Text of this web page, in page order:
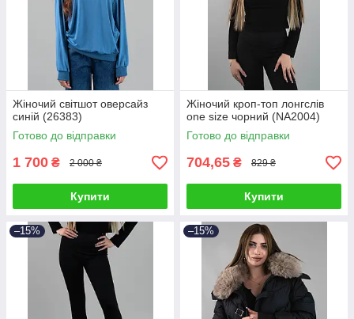
Жіночий світшот оверсайз
синій (26383)
Готово до відправки
1 700 ₴ 2 000 ₴
Купити
Жіночий кроп-топ лонгслів
one size чорний (NA2004)
Готово до відправки
704,65 ₴ 829 ₴
Купити
–15% –15%